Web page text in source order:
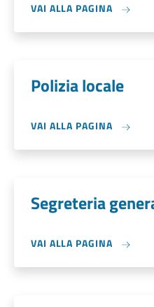
VAI ALLA PAGINA
Polizia locale
VAI ALLA PAGINA
Segreteria
VAI ALLA PAGINA